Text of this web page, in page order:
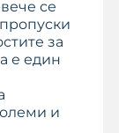
се
за
е един
и